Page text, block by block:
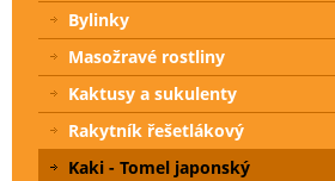
Bylinky
Masožravé rostliny
Kaktusy a sukulenty
Rakytník řešetlákový
Kaki - Tomel japonský